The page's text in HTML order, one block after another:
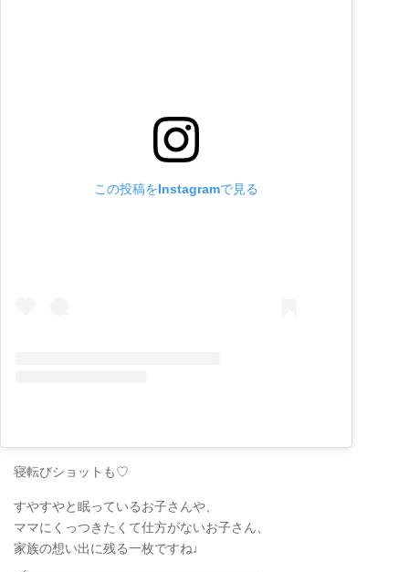
この投稿をInstagramで見る
寝転びショットも♡
すやすやと眠っているお子さんや、
ママにくっつきたくて仕方がないお子さん、
家族の想い出に残る一枚ですね♩